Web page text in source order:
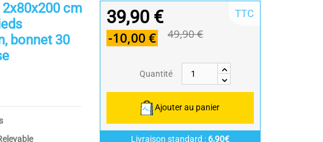
cm
bonnet 30
39,90 €
-10,00 € 49,90 €
TTC
Quantité
Ajouter au panier
Livraison standard : 6,90€